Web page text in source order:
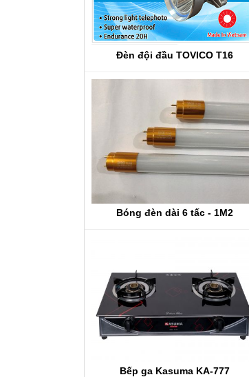
Đèn đội đầu TOVICO T16
Bóng đèn dài 6 tấc - 1M2
Bếp ga Kasuma KA-777